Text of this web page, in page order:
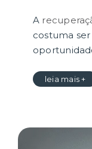
A
costuma
leia mais +